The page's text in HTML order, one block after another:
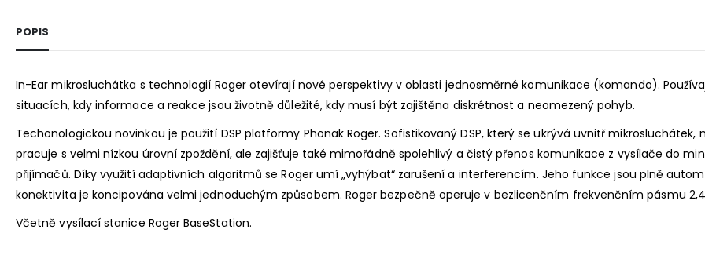
POPIS
In-Ear mikrosluchátka s technologií Roger otevírají nové perspektivy v oblasti jednosměrné komunikace (komando).
situacích, kdy informace a reakce jsou životně důležité, kdy musí být zajištěna diskrétnost a neomezený pohyb.
Techonologickou novinkou je použití DSP platformy Phonak Roger. Sofistikovaný DSP, který se ukrývá uvnitř mikrosluchátek,
pracuje s velmi nízkou úrovní zpoždění, ale zajišťuje také mimořádně spolehlivý a čistý přenos komunikace z vysílače do
přijímačů. Díky využití adaptivních algoritmů se Roger umí „vyhýbat“ zarušení a interferencím. Jeho funkce jsou plně
konektivita je koncipována velmi jednoduchým způsobem. Roger bezpečně operuje v bezlicenčním frekvenčním pásmu 2,4
Včetně vysílací stanice Roger BaseStation.